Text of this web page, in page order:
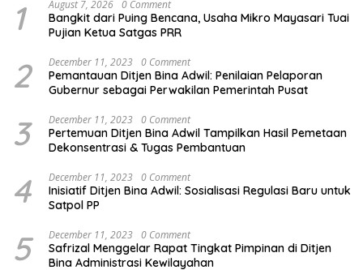
1 August 7, 2026 0 Comment
Bangkit dari Puing Bencana, Usaha Mikro Mayasari Tuai
Pujian Ketua Satgas PRR
2 December 11, 2023 0 Comment
Pemantauan Ditjen Bina Adwil: Penilaian Pelaporan
Gubernur sebagai Perwakilan Pemerintah Pusat
3 December 11, 2023 0 Comment
Pertemuan Ditjen Bina Adwil Tampilkan Hasil Pemetaan
Dekonsentrasi & Tugas Pembantuan
4 December 11, 2023 0 Comment
Inisiatif Ditjen Bina Adwil: Sosialisasi Regulasi Baru untuk
Satpol PP
5 December 11, 2023 0 Comment
Safrizal Menggelar Rapat Tingkat Pimpinan di Ditjen
Bina Administrasi Kewilayahan